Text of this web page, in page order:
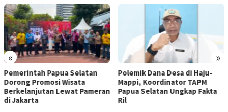
« »
Pemerintah Papua Selatan
Dorong Promosi Wisata
Berkelanjutan Lewat Pameran
di Jakarta
Polemik Dana Desa di Haju-
Mappi, Koordinator TAPM
Papua Selatan Ungkap Fakta
Ril